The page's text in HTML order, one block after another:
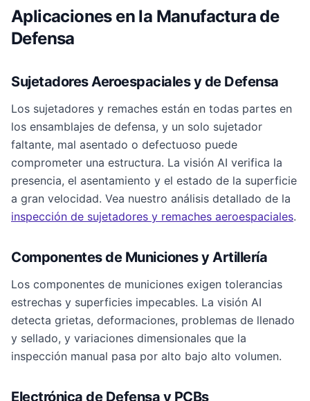
Aplicaciones en la Manufactura de
Defensa
Sujetadores Aeroespaciales y de Defensa
Los sujetadores y remaches están en todas partes en
los ensamblajes de defensa, y un solo sujetador
faltante, mal asentado o defectuoso puede
comprometer una estructura. La visión AI verifica la
presencia, el asentamiento y el estado de la superficie
a gran velocidad. Vea nuestro análisis detallado de la
inspección de sujetadores y remaches aeroespaciales.
Componentes de Municiones y Artillería
Los componentes de municiones exigen tolerancias
estrechas y superficies impecables. La visión AI
detecta grietas, deformaciones, problemas de llenado
y sellado, y variaciones dimensionales que la
inspección manual pasa por alto bajo alto volumen.
Electrónica de Defensa y PCBs